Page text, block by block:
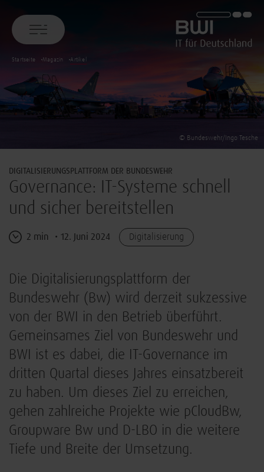
BWI GmbH
Startseite Magazin Artikel
© Bundeswehr/Ingo Tesche
DIGITALISIERUNGSPLATTFORM DER BUNDESWEHR
Governance: IT-Systeme schnell
und sicher bereitstellen
2 min 12. Juni 2024 Digitalisierung
Die Digitalisierungsplattform der
Bundeswehr (Bw) wird derzeit sukzessive
von der BWI in den Betrieb überführt.
Gemeinsames Ziel von Bundeswehr und
BWI ist es dabei, die IT-Governance im
dritten Quartal dieses Jahres einsatzbereit
zu haben. Um dieses Ziel zu erreichen,
gehen zahlreiche Projekte wie pCloudBw,
Groupware Bw und D-LBO in die weitere
Tiefe und Breite der Umsetzung.